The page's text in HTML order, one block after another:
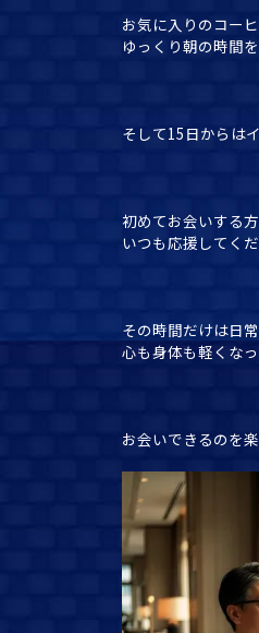
お気に入りのコー
ゆっくり朝の時間
そして15日からは
初めてお会いする方
いつも応援してくだ
その時間だけは日
心も身体も軽くな
お会いできるのを